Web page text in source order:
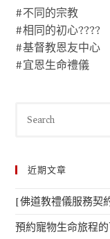
#不同的宗教
#相同的初心????
#基督教恩友中心
#宜恩生命禮儀
近期文章
[佛道教禮儀服務契
預約寵物生命旅程